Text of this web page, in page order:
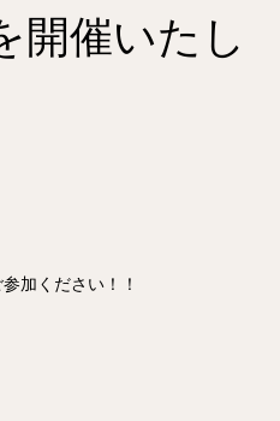
開催いたし
加ください！！